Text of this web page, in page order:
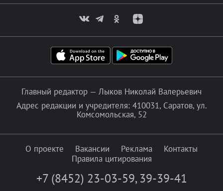
Главный редактор — Лыков Николай Валерьевич
Адрес редакции и учредителя: 410031, Саратов, ул.
Комсомольская, 52
О проекте Вакансии Реклама
Контакты
Правила цитирования
+7 (8452) 23-03-59, 39-39-41